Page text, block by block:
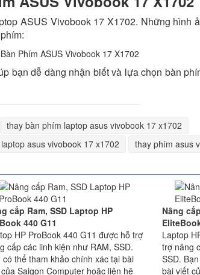
ASUS Vivobook 17 X1702. Những hình
bạn dễ dàng nhận biết và lựa chọn bàn
thay bàn phím laptop asus vivobook 17 x1702
asus vivobook 17 x1702
thay phím asus
cấp Ram, SSD Laptop HP
440 G11
HP ProBook 440 G11 được hỗ trợ
cấp các linh kiện như RAM, SSD.
có thể tham khảo chính xác tại bài
Saigon Computer hoặc liên hệ
Nâng
Laptop
trợ nâng
SSD.
bài viết